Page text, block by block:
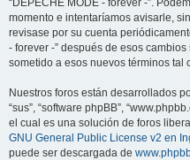
“DEPECHE MODE - forever -”.
momento e intentaríamos avisarle,
revisase por su cuenta
- forever -” después de esos
sometido a esos nuevos términos tal
Nuestros foros están desarrollados
“sus”, “software phpBB”,
el cual es una solución de foros
GNU General Public License v2 en
puede ser descargada de